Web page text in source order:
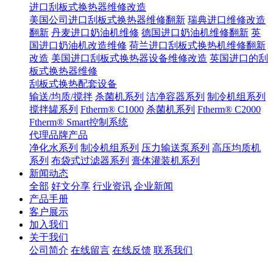
进口刮板式换热器维修改造
美国公司进口刮板式换热器维修翻新 瑞典进口维修改造
翻新 丹麦进口奶油机维修 德国进口奶油机维修翻新 英
国进口奶油机改造维修 荷兰进口刮板式换热机维修翻新
改造 美国进口刮板式换热器设备维修改造 英国进口的刮
板式换热器维修
刮板式换热配套设备
输送/均质/搅拌 杀菌机系列 洁净容器系列 制冷机组系列
搅拌罐系列 Ftherm® C1000 杀菌机系列 Ftherm® C2000
Ftherm® Smart控制系统
代理品牌产品
净化水系列 制冷机组系列 压力输送泵系列 高压均质机
系列 布袋式过滤器系列 膏体灌装机系列
新闻动态
全部 好文分享 行业资讯 企业新闻
产品手册
客户展示
加入我们
关于我们
公司简介 在线留言 在线反馈 联系我们